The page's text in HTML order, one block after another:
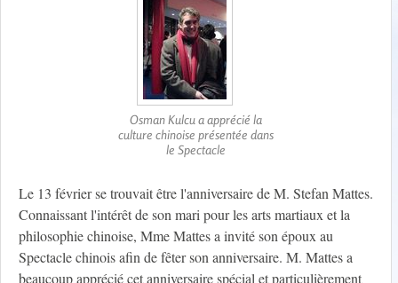
Osman Kulcu a apprécié la
culture chinoise présentée dans
le Spectacle
Le 13 février se trouvait être l'anniversaire de M. Stefan Mattes.
Connaissant l'intérêt de son mari pour les arts martiaux et la
philosophie chinoise, Mme Mattes a invité son époux au
Spectacle chinois afin de fêter son anniversaire. M. Mattes a
beaucoup apprécié cet anniversaire spécial et particulièrement